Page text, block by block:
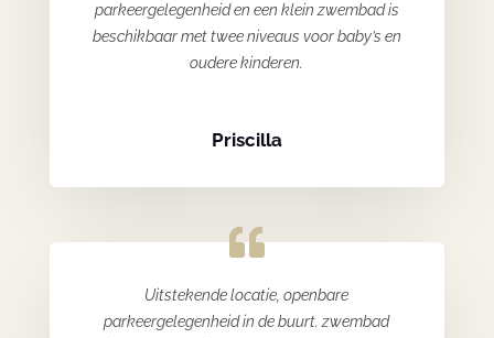
parkeergelegenheid en een klein zwembad is
beschikbaar met twee niveaus voor baby’s en
oudere kinderen.
Priscilla
Uitstekende locatie, openbare
parkeergelegenheid in de buurt. zwembad